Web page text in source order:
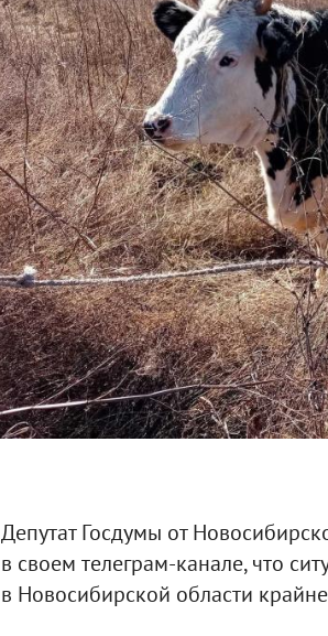
Депутат Госдумы от
в своем телеграм-канале, что
в Новосибирской области